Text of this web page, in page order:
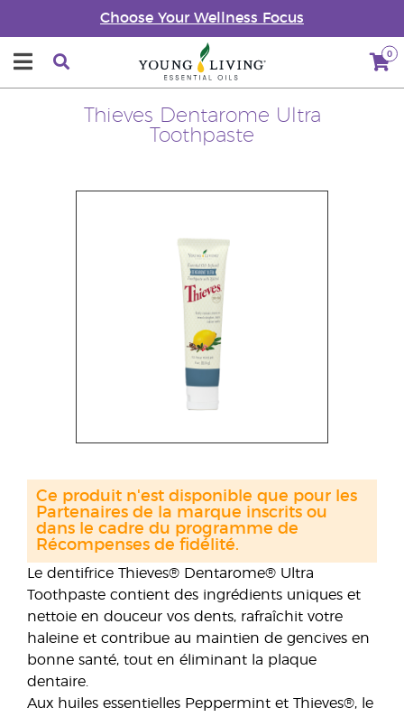
Choose Your Wellness Focus
0
Thieves Dentarome Ultra
Toothpaste
Le dentifrice Thieves® Dentarome® Ultra
Toothpaste contient des ingrédients uniques et
nettoie en douceur vos dents, rafraîchit votre
haleine et contribue au maintien de gencives en
bonne santé, tout en éliminant la plaque
dentaire.
Aux huiles essentielles Peppermint et Thieves®, le
Ce produit n'est disponible que pour les
Partenaires de la marque inscrits ou
dans le cadre du programme de
Récompenses de fidélité.